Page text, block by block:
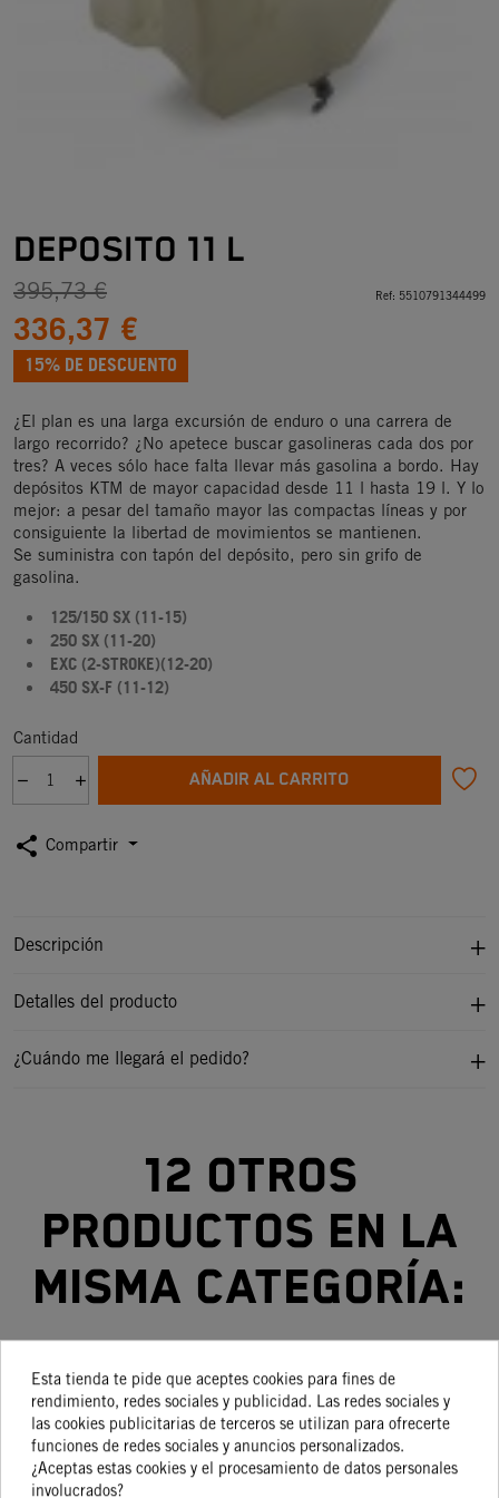
DEPOSITO 11 L
395,73 €
336,37 €
15% DE DESCUENTO
Ref: 5510791344499
¿El plan es una larga excursión de enduro o una carrera de
largo recorrido? ¿No apetece buscar gasolineras cada dos por
tres? A veces sólo hace falta llevar más gasolina a bordo. Hay
depósitos KTM de mayor capacidad desde 11 l hasta 19 l. Y lo
mejor: a pesar del tamaño mayor las compactas líneas y por
consiguiente la libertad de movimientos se mantienen.
Se suministra con tapón del depósito, pero sin grifo de
gasolina.
125/150 SX (11-15)
250 SX (11-20)
EXC (2-STROKE)(12-20)
450 SX-F (11-12)
Cantidad
AÑADIR AL CARRITO
share Compartir
Descripción
Detalles del producto
¿Cuándo me llegará el pedido?
12 otros
productos en la
misma categoría:
-30%
CARENADO
DELANTERO
-30%
CARENADO
IZQUIERDO
-35%
DEPOSITO
COMBUSTIBLE
-15%
CARENADO
LATERAL
Esta tienda te pide que aceptes cookies para fines de
rendimiento, redes sociales y publicidad. Las redes sociales y
las cookies publicitarias de terceros se utilizan para ofrecerte
funciones de redes sociales y anuncios personalizados.
¿Aceptas estas cookies y el procesamiento de datos personales
involucrados?